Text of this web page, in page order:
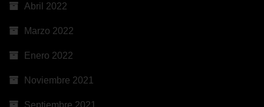
Abril 2022
Marzo 2022
Enero 2022
Noviembre 2021
Septiembre 2021